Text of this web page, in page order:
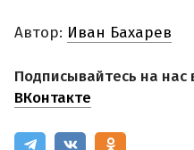
Автор: Иван Бахарев
Подписывайтесь на нас
ВКонтакте